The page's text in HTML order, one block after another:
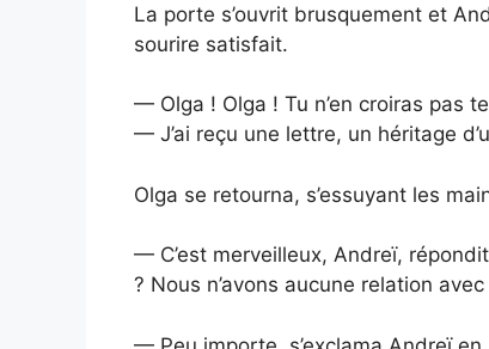
La porte s’ouvrit brusquement et
sourire satisfait.
— Olga ! Olga ! Tu n’en croiras pas
— J’ai reçu une lettre, un héritage
Olga se retourna, s’essuyant les
— C’est merveilleux, Andreï,
? Nous n’avons aucune relation